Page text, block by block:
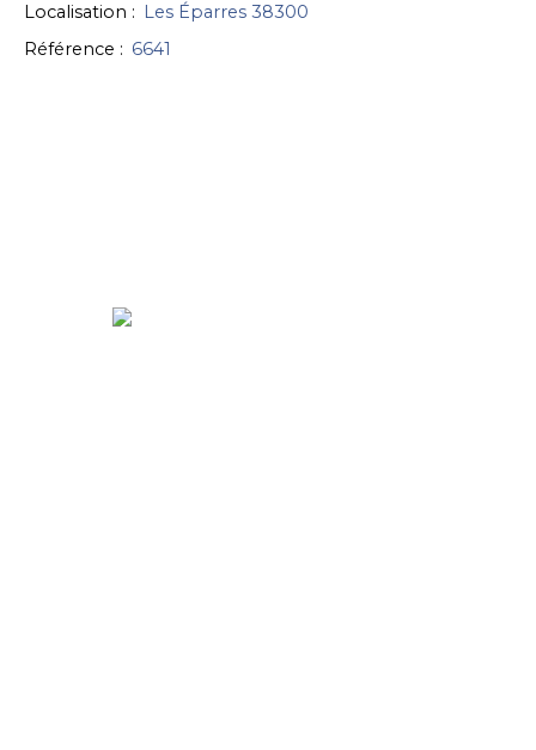
Localisation : Les Éparres 38300
Référence : 6641